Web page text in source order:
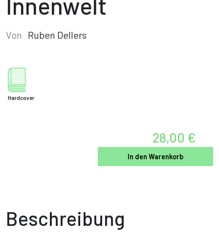
Von Ruben Dellers
Hardcover
28,00 €
In den Warenkorb
Beschreibung